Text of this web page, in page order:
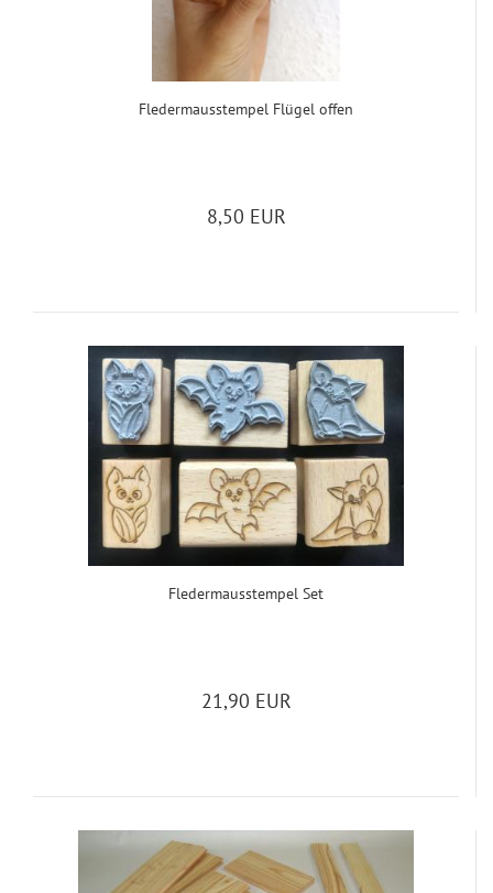
Fle­der­m­aus­stem­pel Flü­gel offen
8,50 EUR
Fle­der­m­aus­stem­pel Set
21,90 EUR